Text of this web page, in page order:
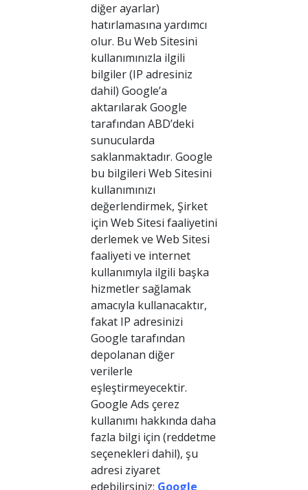
diğer ayarlar)
hatırlamasına yardımcı
olur. Bu Web Sitesini
kullanımınızla ilgili
bilgiler (IP adresiniz
dahil) Google’a
aktarılarak Google
tarafından ABD’deki
sunucularda
saklanmaktadır. Google
bu bilgileri Web Sitesini
kullanımınızı
değerlendirmek, Şirket
için Web Sitesi faaliyetini
derlemek ve Web Sitesi
faaliyeti ve internet
kullanımıyla ilgili başka
hizmetler sağlamak
amacıyla kullanacaktır,
fakat IP adresinizi
Google tarafından
depolanan diğer
verilerle
eşleştirmeyecektir.
Google Ads çerez
kullanımı hakkında daha
fazla bilgi için (reddetme
seçenekleri dahil), şu
adresi ziyaret
edebilirsiniz: Google